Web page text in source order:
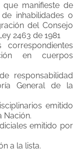
que manifieste de
inhabilidades o
del Consejo
2463 de 1981
en cuerpos
responsabilidad
General de la
emitido
Nación.
emitido por
a la lista.